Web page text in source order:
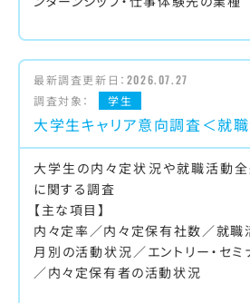
最新調査更新日： 2026.07.27
調査対象：
学生
大学生キャリア意向調査＜就
大学生の内々定状況や就職活動全
に関する調査
【主な項目】
内々定率／内々定保有社数／就職
月別の活動状況／エントリー・セ
／内々定保有者の活動状況